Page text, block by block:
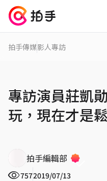
拍手傳媒影人專訪
專訪演員莊凱
玩，現在才是
拍手編輯部
7572019/07/13